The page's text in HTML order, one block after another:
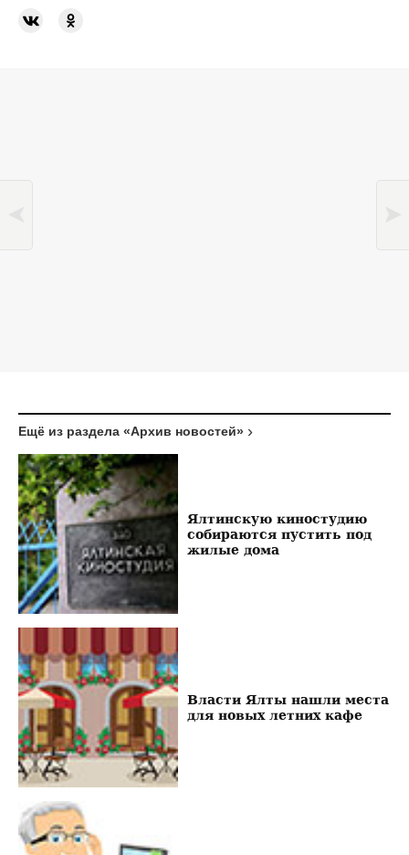
Ещё из раздела «Архив новостей»
Ялтинскую киностудию
собираются пустить под
жилые дома
Власти Ялты нашли места
для новых летних кафе